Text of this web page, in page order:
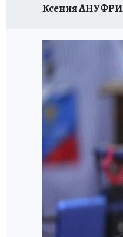
Ксения